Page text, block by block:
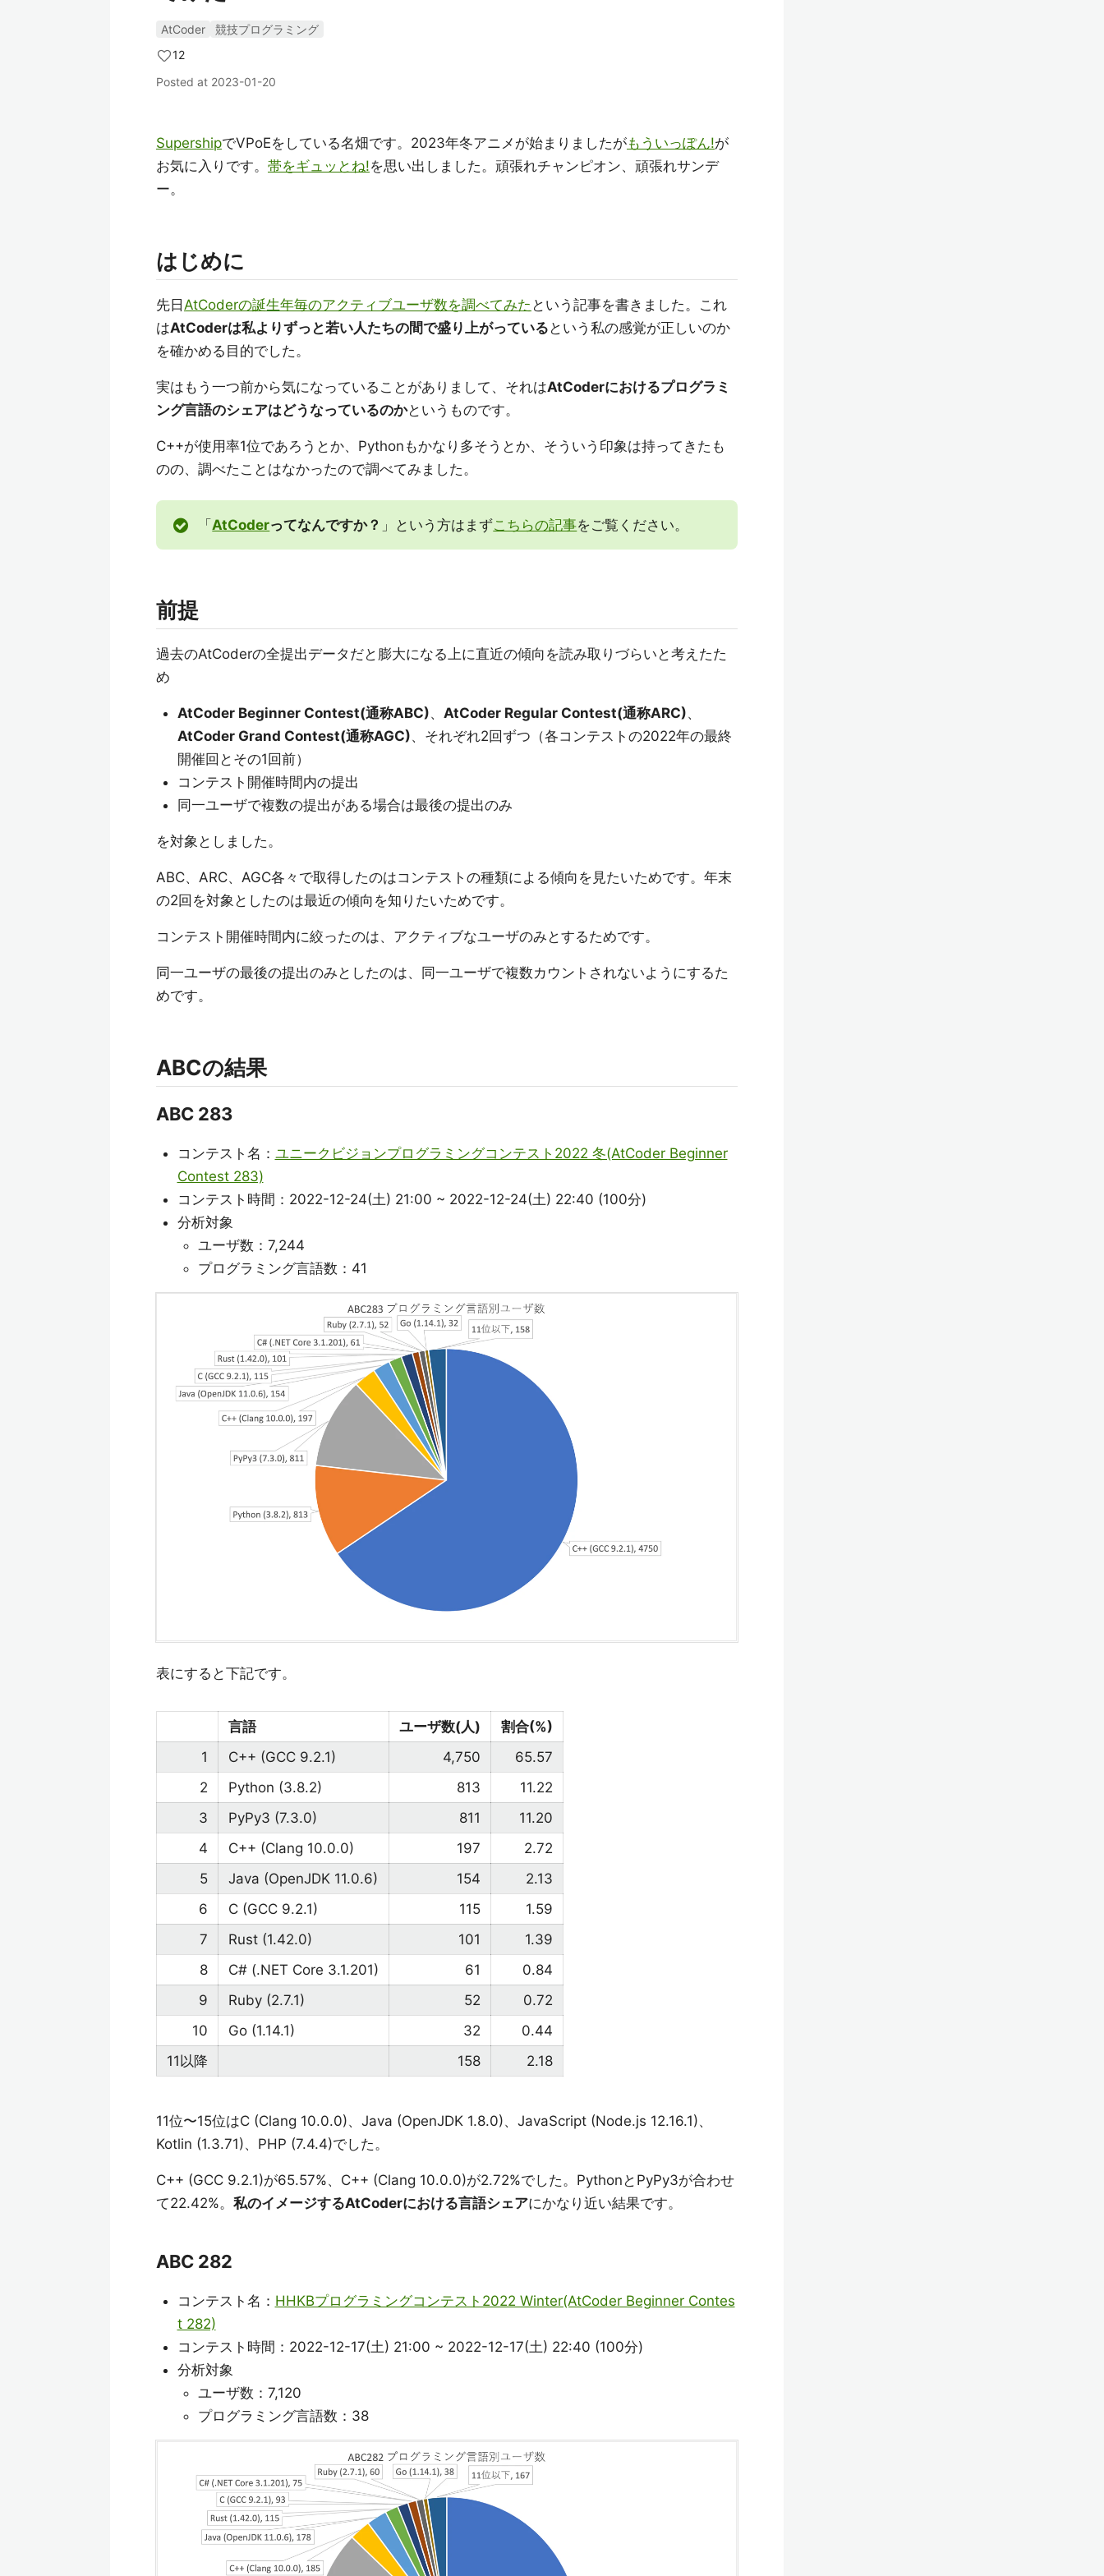
AtCoder
競技プログラミング
12
Posted at 2023-01-20
SupershipでVPoEをしている名畑です。2023年冬アニメが始まりましたがもういっぽん!が
お気に入りです。 帯をギュッとね!を思い出しました。頑張れチャンピオン、頑張れサンデ
ー。
はじめに
先日 AtCoderの誕生年毎のアクティブユーザ数を調べてみた という記事を書きました。これ
はAtCoderは私よりずっと若い人たちの間で盛り上がっている という私の感覚が正しいのか
を確かめる目的でした。
実はもう一つ前から気になっていることがありまして、それはAtCoderにおけるプログラミ
ング言語のシェアはどうなっているのかというものです。
C++が使用率1位であろうとか、Pythonもかなり多そうとか、そういう印象は持ってきたも
のの、調べたことはなかったので調べてみました。
「AtCoderってなんですか？ 」という方はまずこちらの記事をご覧ください。
前提
過去のAtCoderの全提出データだと膨大になる上に直近の傾向を読み取りづらいと考えたた
め
AtCoder Beginner Contest(通称ABC)、 AtCoder Regular Contest(通称ARC)、
AtCoder Grand Contest(通称AGC)、それぞれ2回ずつ（各コンテストの2022年の最終
開催回とその1回前）
コンテスト開催時間内の提出
同一ユーザで複数の提出がある場合は最後の提出のみ
を対象としました。
ABC、ARC、AGC各々で取得したのはコンテストの種類による傾向を見たいためです。年末
の2回を対象としたのは最近の傾向を知りたいためです。
コンテスト開催時間内に絞ったのは、アクティブなユーザのみとするためです。
同一ユーザの最後の提出のみとしたのは、同一ユーザで複数カウントされないようにするた
めです。
ABCの結果
ABC 283
コンテスト名： ユニークビジョンプログラミングコンテスト2022 冬(AtCoder Beginner
Contest 283)
コンテスト時間：2022-12-24(土) 21:00 ~ 2022-12-24(土) 22:40 (100分)
分析対象
ユーザ数：7,244
プログラミング言語数：41
表にすると下記です。
言語 ユーザ数(人)
割合(%)
1
C++ (GCC 9.2.1) 4,750
65.57
2
Python (3.8.2) 813
11.22
3
PyPy3 (7.3.0) 811
11.20
4
C++ (Clang 10.0.0) 197
2.72
5
Java (OpenJDK 11.0.6) 154
2.13
6
C (GCC 9.2.1) 115
1.59
7
Rust (1.42.0) 101
1.39
8
C# (.NET Core 3.1.201) 61
0.84
9
Ruby (2.7.1) 52
0.72
10
Go (1.14.1) 32
0.44
11以降
158 2.18
11位〜15位はC (Clang 10.0.0)、Java (OpenJDK 1.8.0)、JavaScript (Node.js 12.16.1)、
Kotlin (1.3.71)、PHP (7.4.4)でした。
C++ (GCC 9.2.1)が65.57%、C++ (Clang 10.0.0)が2.72%でした。PythonとPyPy3が合わせ
て22.42%。 私のイメージするAtCoderにおける言語シェアにかなり近い結果です。
ABC 282
コンテスト名： HHKBプログラミングコンテスト2022 Winter(AtCoder Beginner Contes
t 282)
コンテスト時間：2022-12-17(土) 21:00 ~ 2022-12-17(土) 22:40 (100分)
分析対象
ユーザ数：7,120
プログラミング言語数：38